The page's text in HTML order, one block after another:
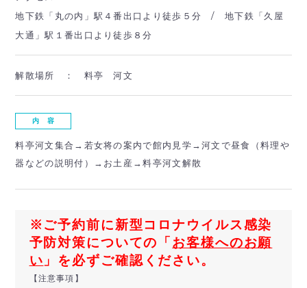
地下鉄「丸の内」駅４番出口より徒歩５分 / 地下鉄「久屋
大通」駅１番出口より徒歩８分
解散場所 ： 料亭 河文
内 容
料亭河文集合→若女将の案内で館内見学→河文で昼食（料理や
器などの説明付）→お土産→料亭河文解散
※ご予約前に新型コロナウイルス感染
予防対策についての「お客様へのお願
い 」を必ずご確認ください。
【注意事項】